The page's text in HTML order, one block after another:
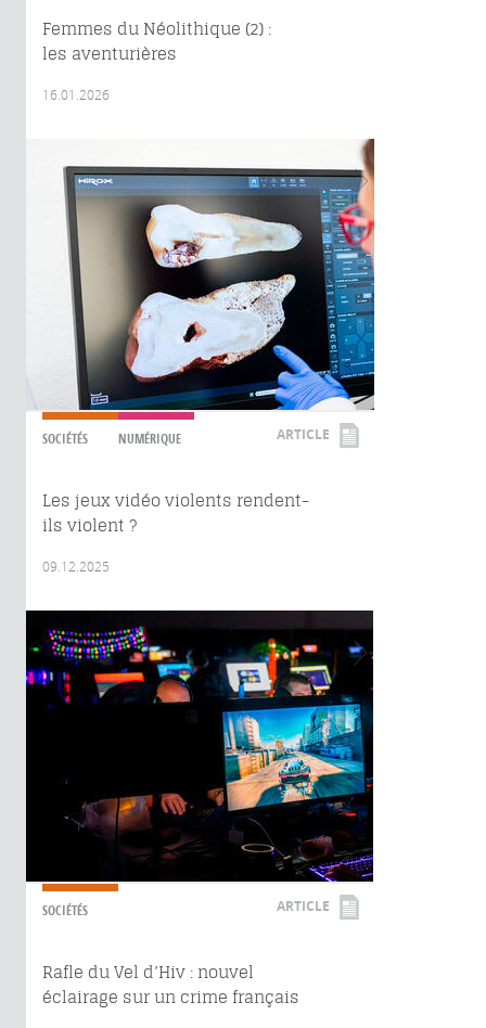
Femmes du Néolithique (2) :
les aventurières
16.01.2026
SOCIÉTÉS NUMÉRIQUE ARTICLE
Les jeux vidéo violents rendent-
ils violent ?
09.12.2025
SOCIÉTÉS ARTICLE
Rafle du Vel d’Hiv : nouvel
éclairage sur un crime français